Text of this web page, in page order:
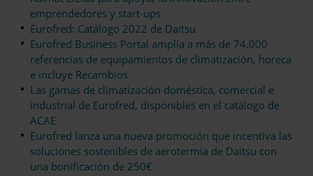
emprendedores y start-ups
Eurofred: Catálogo 2022 de Daitsu
Eurofred Business Portal amplía a más de 74.000
referencias de equipamientos de climatización, horeca
e incluye Recambios
Las gamas de climatización doméstica, comercial e
industrial de Eurofred, disponibles en el catálogo de
ACAE
Eurofred lanza una nueva promoción que incentiva las
soluciones sostenibles de aerotermia de Daitsu con
una bonificación de 250€